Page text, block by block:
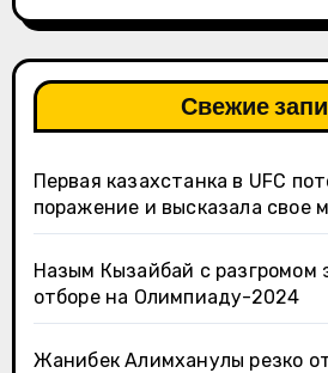
Свежие
Первая казахстанка в UFC
поражение и высказала свое
Назым Кызайбай с разгромом
отборе на Олимпиаду-2024
Жанибек Алимханулы резко